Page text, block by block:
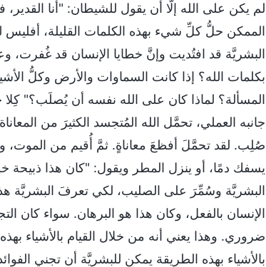
لم يكن على الله إلَّا أن يقول للشيطان: "أنا
الممكن حلُّ كلِّ شيء بهذه الكلمات القليلة، أفليس
البشريَّة قد افتُديت وإنَّ خطايا الإنسان قد غُفرت،
بكلمات الله؟ إذا كانت السماوات والأرض وكلُّ
المسألة؟ لماذا كان على الله نفسه أن يُصلَب؟" كِلا
جانبه العملي، تحمَّل الله المُتجسد الكثيرَ من
صُلِب. لقد تحمَّلَ أفظعَ معاناةٍ. ثمَّ أُقيم من الموت،
يسفك دمًا، أو ينزل المطر ويقول: "كان هذا
البشريَّة وسُمِّرَ على الصليب، لكي تعرفَ البشريَّة
الإنسان بالفعل، وكان هذا هو البرهان. سواء كان
ضروري. وهذا يعني أنه من خلال القيام بالأشياء
بالأشياء بهذه الطريقة يمكن للبشريَّة أن تجني